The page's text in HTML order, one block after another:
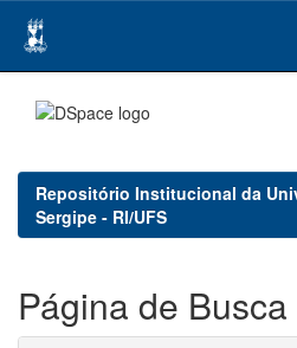
navigation
Repositório Institucional da
Sergipe - RI/UFS
Página de Busca